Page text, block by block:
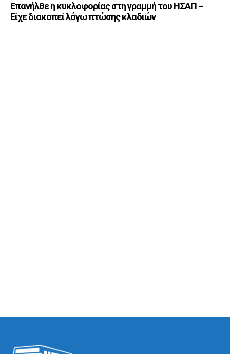
Επανήλθε η κυκλοφορίας στη γραμμή του ΗΣΑΠ –
Είχε διακοπεί λόγω πτώσης κλαδιών